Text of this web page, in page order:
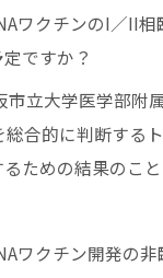
ワクチンのI／II
ですか？
市立大学医学部附
合的に判断する
ための結果のこ
ワクチン開発の